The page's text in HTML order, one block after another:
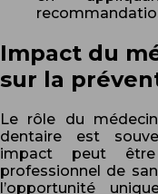
Impact du
sur la
Le rôle du
dentaire est
impact peut
professionnel de
l’opportunité